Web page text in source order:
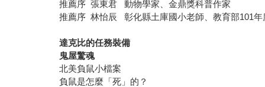
推薦序 張東君 動物學家、金鼎獎科普作家
推薦序 林怡辰 彰化縣土庫國小老師、教育部101年
達克比的任務裝備
鬼屋驚魂
北美負鼠小檔案
負鼠是怎麼「死」的？